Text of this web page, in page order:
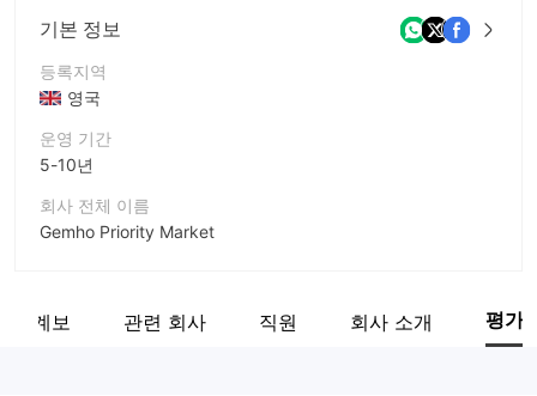
기본 정보
등록지역
영국
운영 기간
5-10년
회사 전체 이름
Gemho Priority Market
기업 직원
계 계보 관련 회사 직원 회사 소개 평가